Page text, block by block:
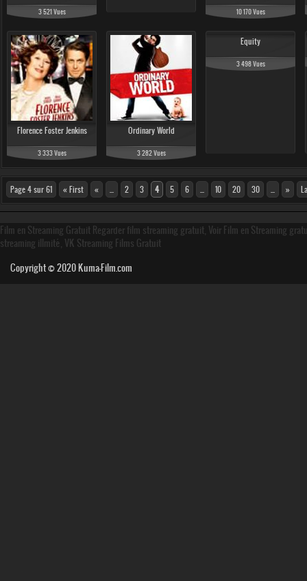
3 521 Vues 10 170 Vues
Florence Foster Jenkins
3 333 Vues
Ordinary World
3 282 Vues
Equity
3 498 Vues
Page 4 sur 61 « First « 2 3 4 5 6 10 20 30 »
Film en Streaming Gratuit Regarder film streaming gratuit, Voir Film en Streaming
streaming illmité, VK Streaming Films Gratuit
Copyright © 2020Kuma-Film.com